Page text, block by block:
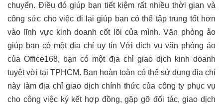
chuyển. Điều đó giúp bạn tiết kiệm rất nhiều thời gian và
công sức cho việc đi lại giúp bạn có thể tập trung tốt hơn
vào lĩnh vực kinh doanh cốt lõi của mình. Văn phòng ảo
giúp bạn có một địa chỉ uy tín Với dịch vụ văn phòng ảo
của Office168, bạn có một địa chỉ giao dịch kinh doanh
tuyệt vời tại TPHCM. Bạn hoàn toàn có thể sử dụng địa chỉ
này làm địa chỉ giao dịch chính thức của công ty phục vụ
cho công việc ký kết hợp đồng, gặp gỡ đối tác, giao dịch